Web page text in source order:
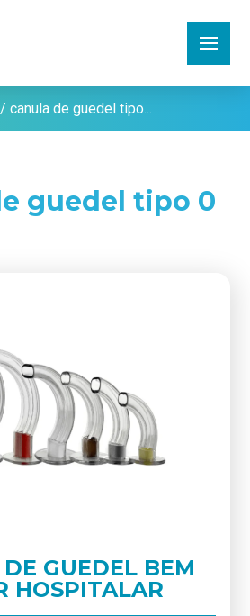
/ canula de guedel tipo...
guedel tipo 0
GUEDEL BEM
HOSPITALAR